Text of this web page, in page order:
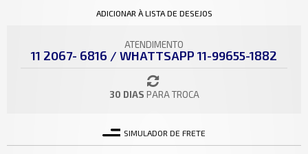
ADICIONAR À LISTA DE DESEJOS
ATENDIMENTO
11 2067- 6816 / WHATTSAPP 11-99655-1882
30 DIAS PARA TROCA
SIMULADOR DE FRETE